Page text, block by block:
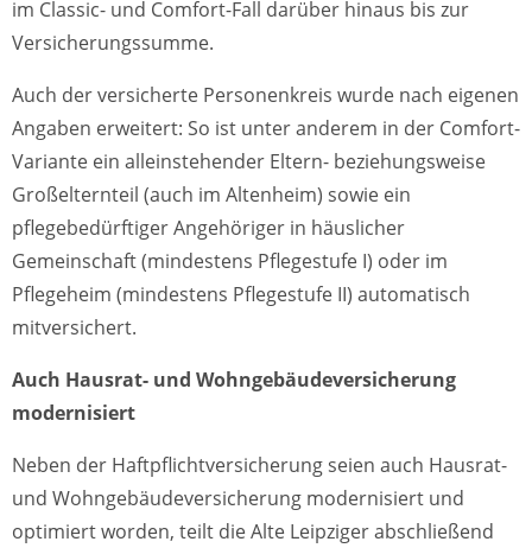
im Classic- und Comfort-Fall darüber hinaus bis zur
Versicherungssumme.
Auch der versicherte Personenkreis wurde nach eigenen
Angaben erweitert: So ist unter anderem in der Comfort-
Variante ein alleinstehender Eltern- beziehungsweise
Großelternteil (auch im Altenheim) sowie ein
pflegebedürftiger Angehöriger in häuslicher
Gemeinschaft (mindestens Pflegestufe I) oder im
Pflegeheim (mindestens Pflegestufe II) automatisch
mitversichert.
Auch Hausrat- und Wohngebäudeversicherung
modernisiert
Neben der Haftpflichtversicherung seien auch Hausrat-
und Wohngebäudeversicherung modernisiert und
optimiert worden, teilt die Alte Leipziger abschließend